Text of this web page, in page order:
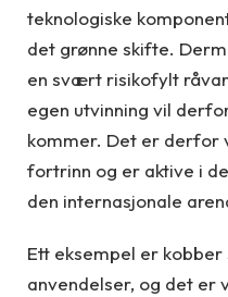
teknologiske
det grønne skifte.
en svært risikofylt
egen utvinning vil
kommer. Det er derfor
fortrinn og er aktive i
den internasjonale
Ett eksempel er
anvendelser, og det